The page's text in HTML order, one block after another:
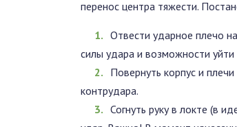
перенос центра тяжести.
Отвести ударное плечо
силы удара и возможности уйти
Повернуть корпус и
контрудара.
Согнуть руку в локте (в